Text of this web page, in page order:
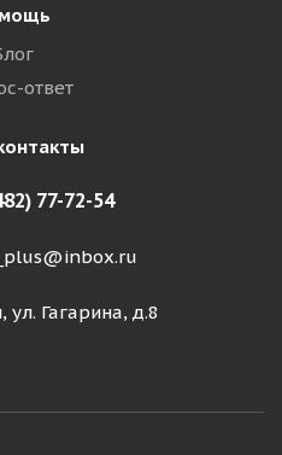
ответ
77-72-54
ул. Гагарина, д.8